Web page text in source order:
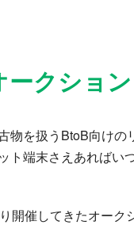
ークショ
物を扱うBtoB向けの
ト端末さえあればい
開催してきたオーク